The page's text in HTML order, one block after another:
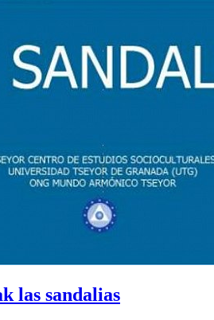
las sandalias